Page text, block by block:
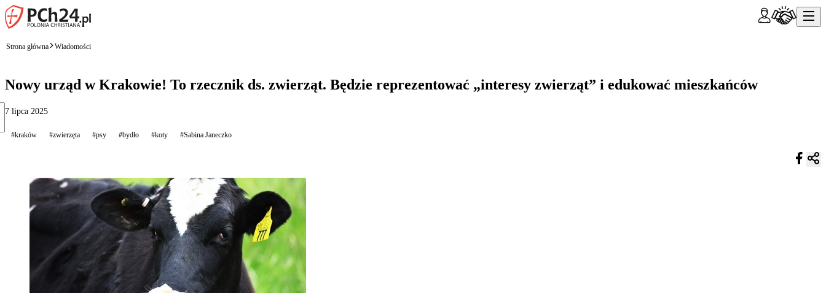
Strona główna Wiadomości
Nowy urząd w Krakowie! To rzecznik ds. zwierząt. Będzie reprezentować „interesy zwierząt” i edukować mieszkańców
7 lipca 2025
#kraków #zwierzęta #psy #bydło #koty #Sabina Janeczko